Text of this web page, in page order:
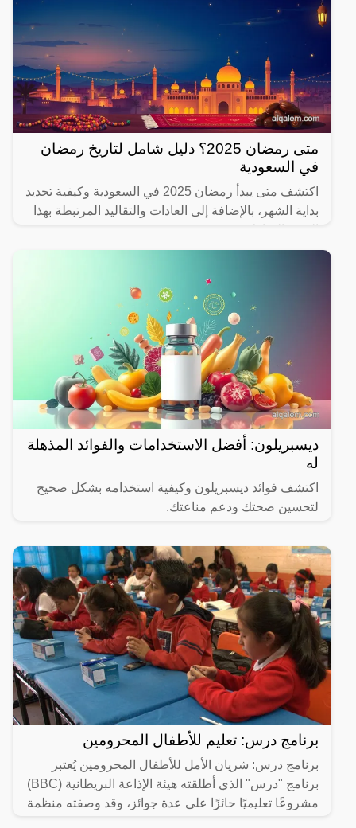
متى رمضان 2025؟ دليل شامل لتاريخ رمضان
في السعودية
اكتشف متى يبدأ رمضان 2025 في السعودية وكيفية تحديد
بداية الشهر، بالإضافة إلى العادات والتقاليد المرتبطة بهذا
ديسبريلون: أفضل الاستخدامات والفوائد المذهلة
له
اكتشف فوائد ديسبريلون وكيفية استخدامه بشكل صحيح
لتحسين صحتك ودعم مناعتك.
برنامج درس: تعليم للأطفال المحرومين
برنامج درس: شريان الأمل للأطفال المحرومين يُعتبر
برنامج "درس" الذي أطلقته هيئة الإذاعة البريطانية (BBC)
مشروعًا تعليميًا حائزًا على عدة جوائز، وقد وصفته منظمة